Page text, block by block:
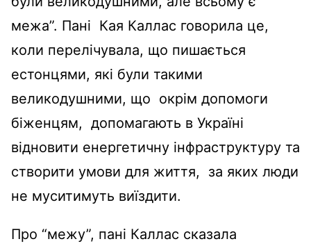
межа”. Пані Кая Каллас говорила це,
коли перелічувала, що пишається
естонцями, які були такими
великодушними, що окрім допомоги
біженцям, допомагають в Україні
відновити енергетичну інфраструктуру та
створити умови для життя, за яких люди
не муситимуть виїздити.
Про “межу”, пані Каллас сказала